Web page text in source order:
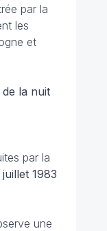
par la
les
et
de la nuit
par la
1983
une